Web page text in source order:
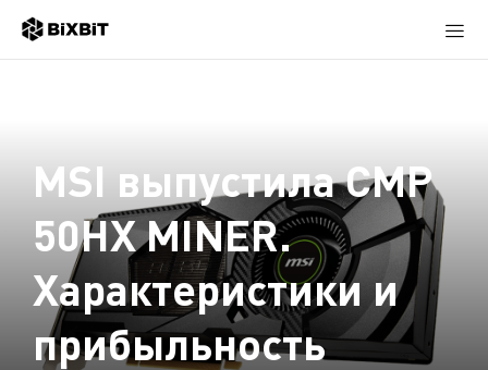
MSI выпустила CMP
50HX MINER.
Характеристики и
прибыльность